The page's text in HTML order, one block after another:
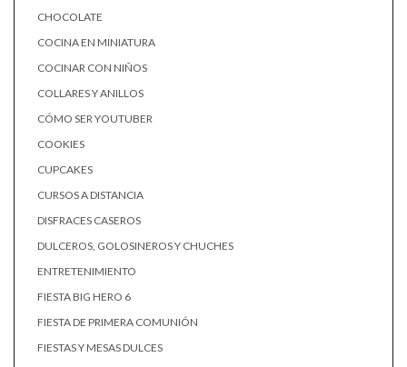
CHOCOLATE
COCINA EN MINIATURA
COCINAR CON NIÑOS
COLLARES Y ANILLOS
CÓMO SER YOUTUBER
COOKIES
CUPCAKES
CURSOS A DISTANCIA
DISFRACES CASEROS
DULCEROS, GOLOSINEROS Y CHUCHES
ENTRETENIMIENTO
FIESTA BIG HERO 6
FIESTA DE PRIMERA COMUNIÓN
FIESTAS Y MESAS DULCES